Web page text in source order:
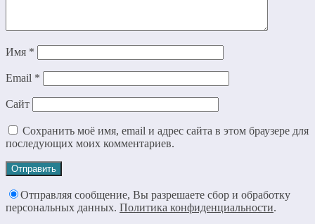
Имя *
Email *
Сайт
Сохранить моё имя, email и адрес сайта в этом браузере для
последующих моих комментариев.
Отправляя сообщение, Вы разрешаете сбор и обработку
персональных данных. Политика конфиденциальности.